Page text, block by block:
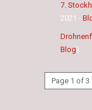
7.
2021 -
Blog)
Page 1 of 3